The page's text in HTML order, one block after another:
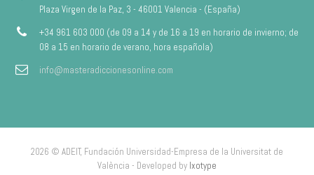
Plaza Virgen de la Paz, 3 - 46001 Valencia - (España)
+34 961 603 000 (de 09 a 14 y de 16 a 19 en horario de invierno; de
08 a 15 en horario de verano, hora española)
info@masteradiccionesonline.com
2026 © ADEIT, Fundación Universidad-Empresa de la Universitat de
València - Developed by Ixotype